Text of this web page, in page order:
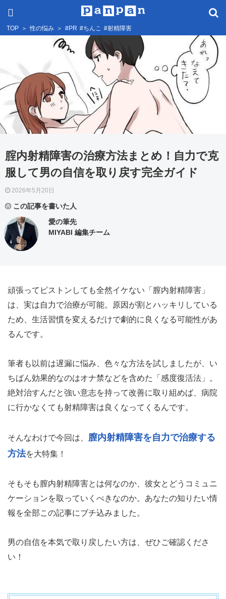
TOP ＞ 性の悩み ＞ #PR #ちんこ #射精障害
腟内射精障害の治療方法まとめ！自力で克
服して男の自信を取り戻す完全ガイド
2026年5月20日
この記事を書いた人
愛の筆先
MIYABI 編集チーム
頑張ってピストンしても全然イケない「膣内射精障害」
は、実は自力で治療が可能。原因が割とハッキリしている
ため、生活習慣を変えるだけで劇的に良くなる可能性があ
るんです。
筆者も以前は遅漏に悩み、色々な方法を試しましたが、い
ちばん効果的なのはオナ禁などを含めた「感度復活法」。
絶対治すんだと強い意志を持って改善に取り組めば、病院
に行かなくても射精障害は良くなってくるんです。
そんなわけで今回は、 膣内射精障害を自力で治療する
方法を大特集！
そもそも膣内射精障害とは何なのか、彼女とどうコミュニ
ケーションを取っていくべきなのか。あなたの知りたい情
報を全部この記事にブチ込みました。
男の自信を本気で取り戻したい方は、ぜひご確認くださ
い！